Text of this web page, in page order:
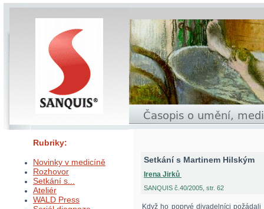
Rubriky:
Novinky v medicíně
Rozhovor
Setkání s...
Ateliér
WALD Press
Setkání s Martinem Hilským
Irena Jirků
SANQUIS č.40/2005, str. 62
Když ho poprvé divadelníci